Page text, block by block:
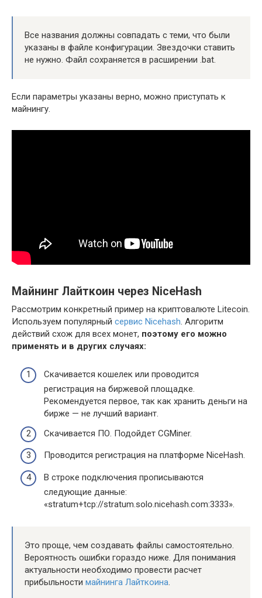
Все названия должны совпадать с теми, что были
указаны в файле конфигурации. Звездочки ставить
не нужно. Файл сохраняется в расширении .bat.
Если параметры указаны верно, можно приступать к
майнингу.
Майнинг Лайткоин через NiceHash
Рассмотрим конкретный пример на криптовалюте Litecoin.
Используем популярный сервис Nicehash. Алгоритм
действий схож для всех монет, поэтому его можно
применять и в других случаях:
Скачивается кошелек или проводится
регистрация на биржевой площадке.
Рекомендуется первое, так как хранить деньги на
бирже — не лучший вариант.
Скачивается ПО. Подойдет CGMiner.
Проводится регистрация на платформе NiceHash.
В строке подключения прописываются
следующие данные:
«stratum+tcp://stratum.solo.nicehash.com:3333».
Это проще, чем создавать файлы самостоятельно.
Вероятность ошибки гораздо ниже. Для понимания
актуальности необходимо провести расчет
прибыльности майнинга Лайткоина.